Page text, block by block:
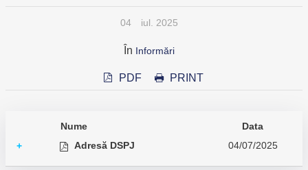
04 iul. 2025
În Informări
PDF PRINT
Nume
Data
+
Adresă DSPJ 04/07/2025